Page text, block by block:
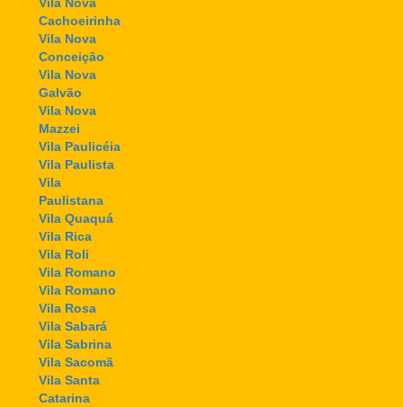
Cachoeirinha
Vila Nova
Conceição
Vila Nova
Galvão
Vila Nova
Mazzei
Vila Paulicéia
Vila Paulista
Vila
Paulistana
Vila Quaquá
Vila Rica
Vila Roli
Vila Romano
Vila Romano
Vila Rosa
Vila Sabará
Vila Sabrina
Vila Sacomã
Vila Santa
Catarina